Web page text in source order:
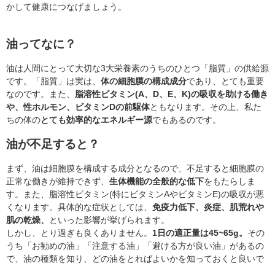
かして健康につなげましょう。
油ってなに？
油は人間にとって大切な3大栄養素のうちのひとつ「脂質」の供給源
です。「脂質」は実は、 体の細胞膜の構成成分であり、とても重要
なのです。また、 脂溶性ビタミン(A、D、E、K)の吸収を助ける働き
や、性ホルモン、ビタミンDの前駆体ともなります。その上、私た
ちの体のとても効率的なエネルギー源でもあるのです。
油が不足すると？
まず、油は細胞膜を構成する成分となるので、不足すると細胞膜の
正常な働きが維持できず、 生体機能の全般的な低下をもたらしま
す。また、脂溶性ビタミン(特にビタミンAやビタミンE)の吸収が悪
くなります。具体的な症状としては、 免疫力低下、炎症、肌荒れや
肌の乾燥、
といった影響が挙げられます。
しかし、とり過ぎも良くありません。 1日の適正量は45~65g。 その
うち「お勧めの油」「注意する油」「避ける方が良い油」があるの
で、油の種類を知り、どの油をとればよいかを知っておくと良いで